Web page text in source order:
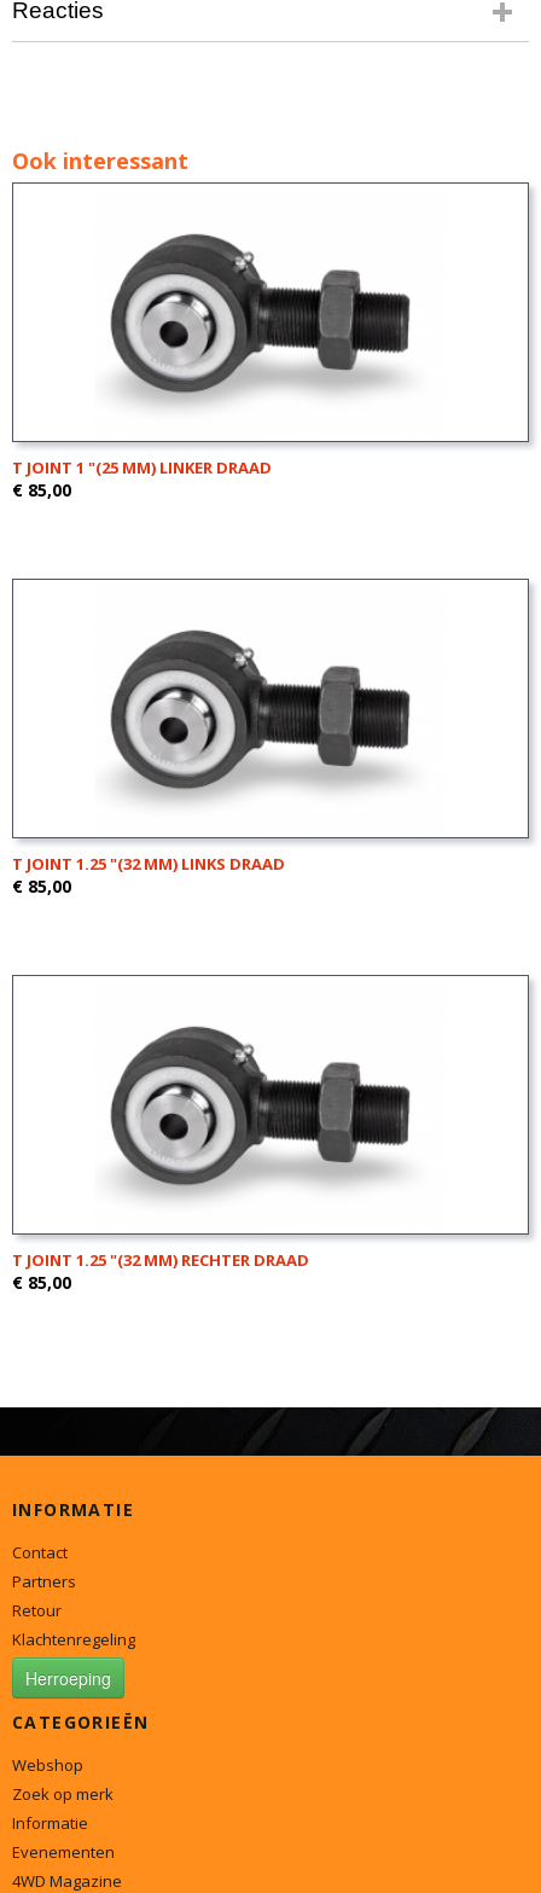
Reacties
Ook interessant
T JOINT 1 "(25 MM) LINKER DRAAD
€ 85,00
T JOINT 1.25 "(32 MM) LINKS DRAAD
€ 85,00
T JOINT 1.25 "(32 MM) RECHTER DRAAD
€ 85,00
INFORMATIE
Contact
Partners
Retour
Klachtenregeling
Herroeping
CATEGORIEËN
Webshop
Zoek op merk
Informatie
Evenementen
4WD Magazine